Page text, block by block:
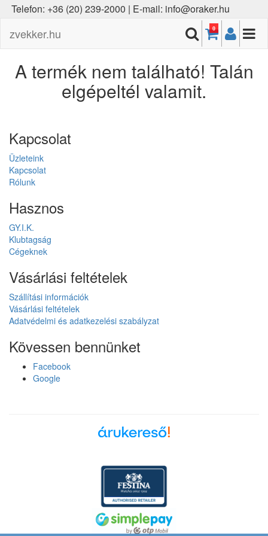
Telefon: +36 (20) 239-2000 | E-mail: info@oraker.hu
zvekker.hu 0
A termék nem található! Talán
elgépeltél valamit.
Kapcsolat
Üzleteink
Kapcsolat
Rólunk
Hasznos
GY.I.K.
Klubtagság
Cégeknek
Vásárlási feltételek
Szállítási információk
Vásárlási feltételek
Adatvédelmi és adatkezelési szabályzat
Kövessen bennünket
Facebook
Google